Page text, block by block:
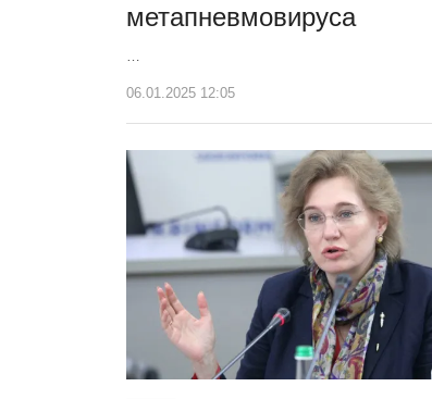
метапневмовируса
06.01.2025 12:05